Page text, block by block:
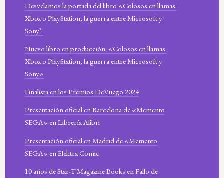
Desvelamos la portada del libro «Colosos en llamas:
Xbox o PlayStation, la guerra entre Microsoft y
Sony’.
Nuevo libro en producción: «Colosos en llamas:
Xbox o PlayStation, la guerra entre Microsoft y
Sony»
Finalista en los Premios DeVuego 2024
Presentación oficial en Barcelona de «Memento
SEGA» en Librería Alibri
Presentación oficial en Madrid de «Memento
SEGA» en Elektra Comic
10 años de Star-T Magazine Books en Fallo de